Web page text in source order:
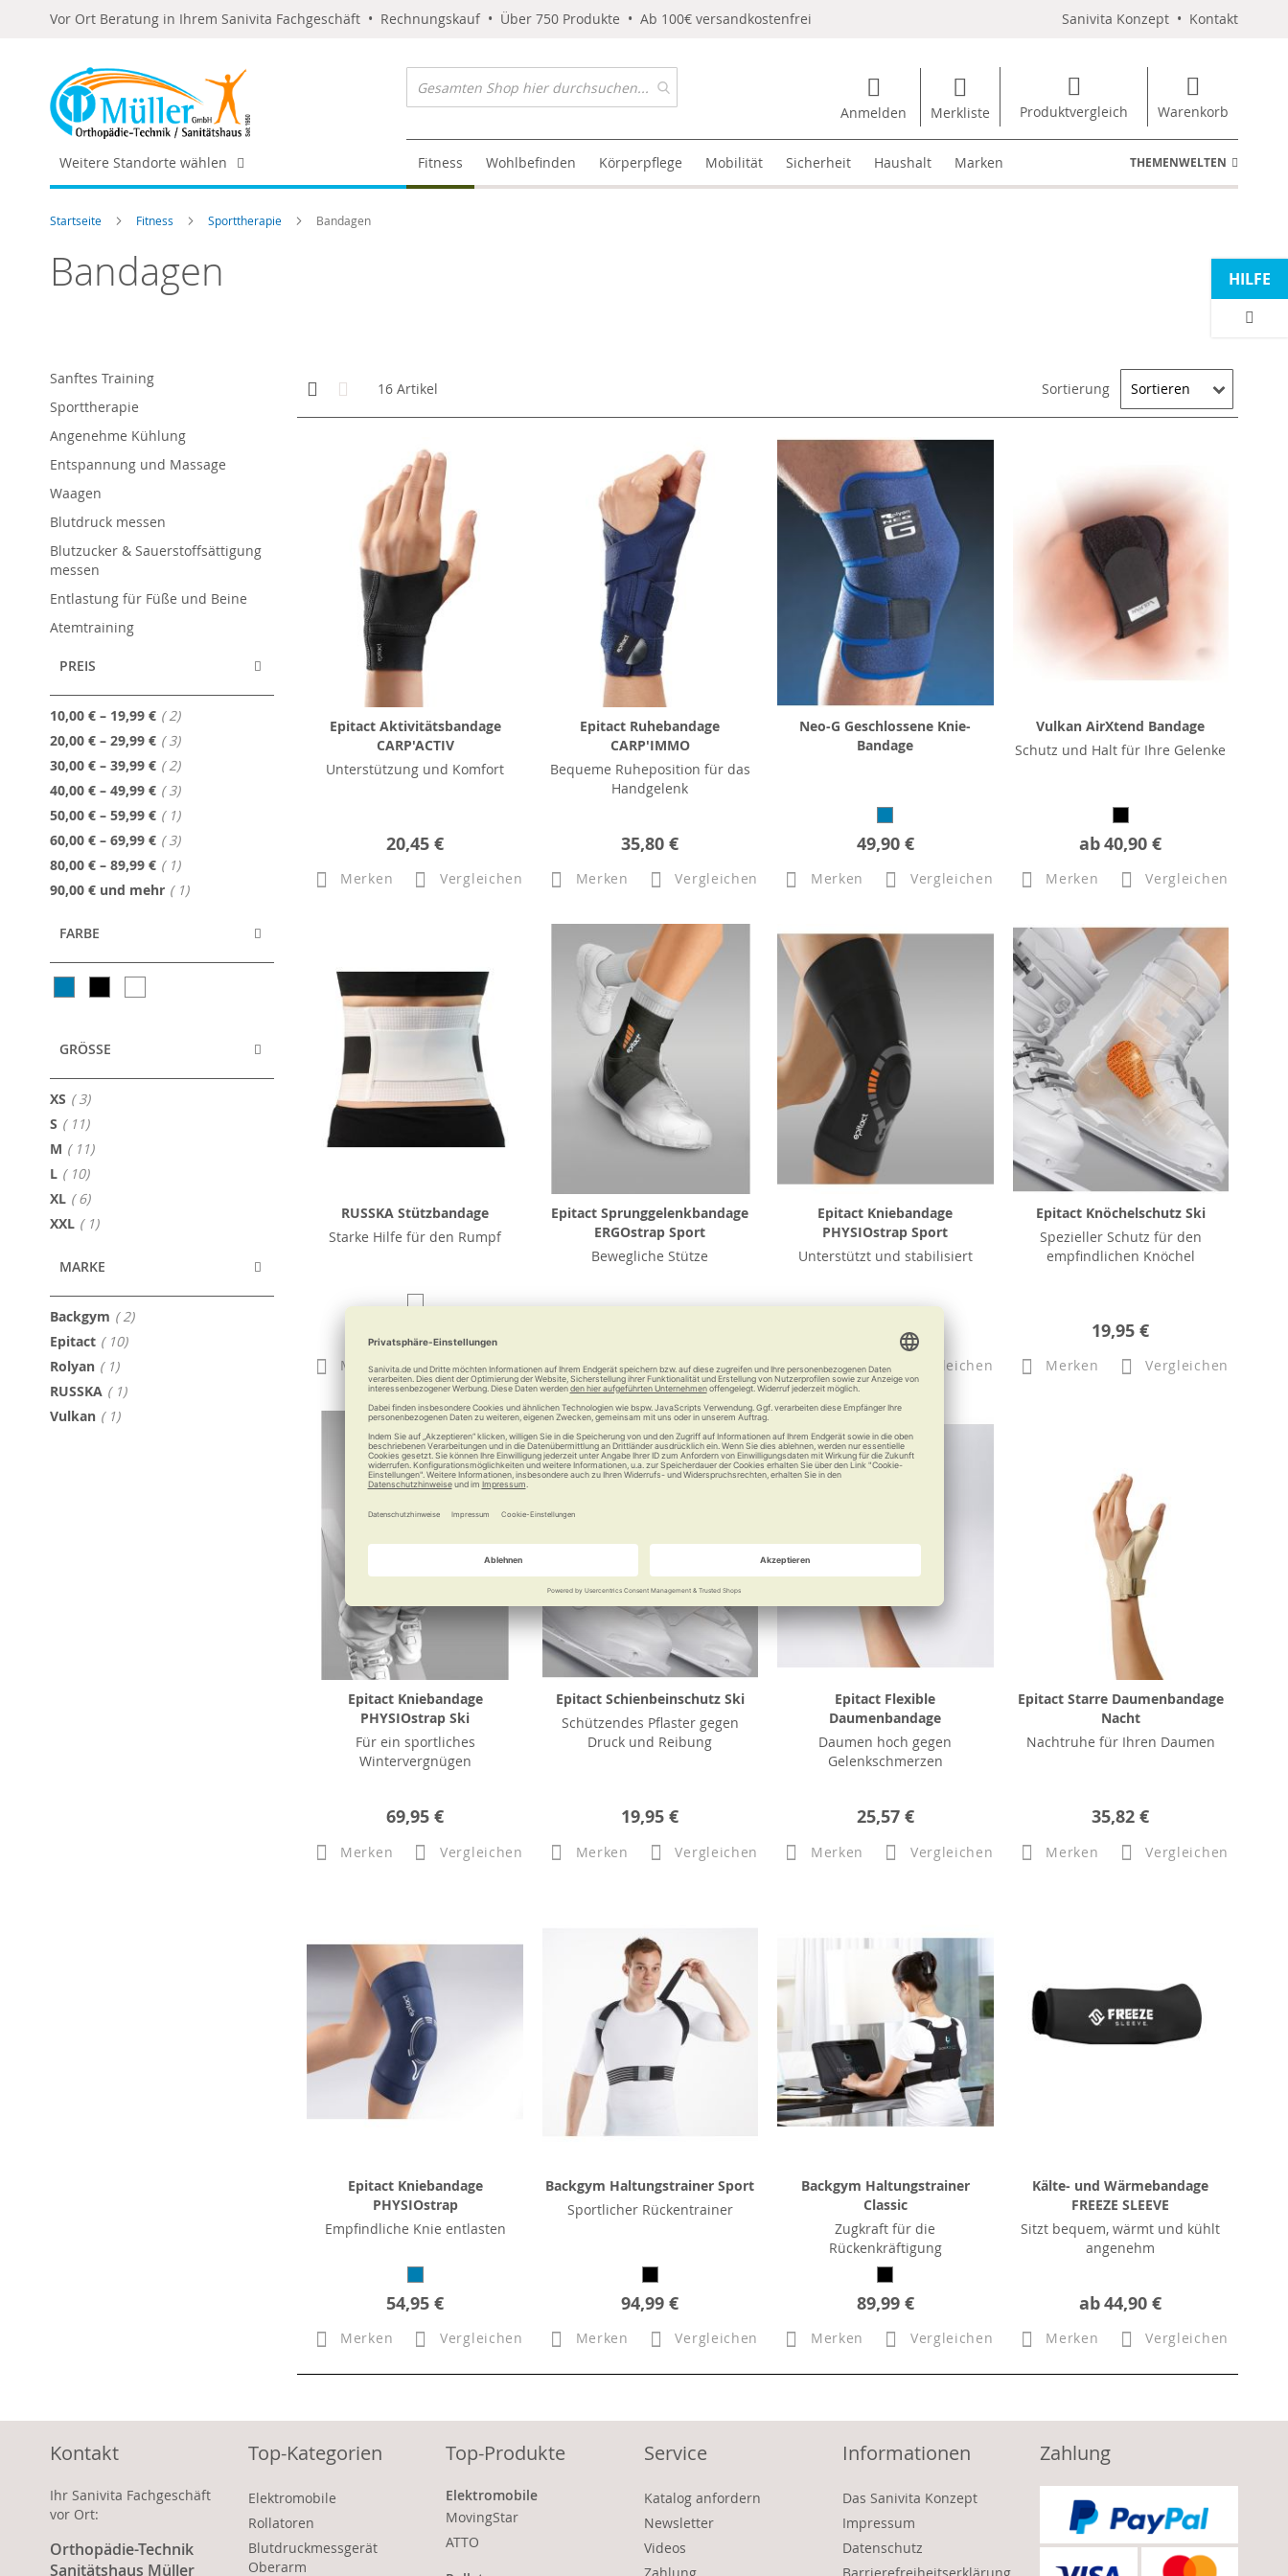
Vor Ort Beratung in Ihrem Sanivita Fachgeschäft • Rechnungskauf • Über 750 Produkte • Ab 100€ versandkostenfrei Sanivita Konzept • Kontakt
Anmelden Merkliste Produktvergleich Warenkorb
Weitere Standorte wählen Fitness Wohlbefinden Körperpflege Mobilität Sicherheit Haushalt Marken THEMENWELTEN
Startseite Fitness Sporttherapie Bandagen
Bandagen
Anzeigen
als
Kachelansicht
16 Artikel Sortierung
Epitact Aktivitätsbandage
CARP'ACTIV
Unterstützung und Komfort
20,45 €
Merken Vergleichen
Epitact Ruhebandage
CARP'IMMO
Bequeme Ruheposition für das
Handgelenk
35,80 €
Merken Vergleichen
Neo-G Geschlossene Knie-
Bandage
49,90 €
Merken Vergleichen
Vulkan AirXtend Bandage
Schutz und Halt für Ihre Gelenke
ab40,90 €
Merken Vergleichen
RUSSKA Stützbandage
Starke Hilfe für den Rumpf
Merken Vergleichen
Epitact Sprunggelenkbandage
ERGOstrap Sport
Bewegliche Stütze
Merken Vergleichen
Epitact Kniebandage
PHYSIOstrap Sport
Unterstützt und stabilisiert
66,50 €
Merken Vergleichen
Epitact Knöchelschutz Ski
Spezieller Schutz für den
empfindlichen Knöchel
19,95 €
Merken Vergleichen
Epitact Kniebandage
PHYSIOstrap Ski
Für ein sportliches
Wintervergnügen
69,95 €
Merken Vergleichen
Epitact Schienbeinschutz Ski
Schützendes Pflaster gegen
Druck und Reibung
19,95 €
Merken Vergleichen
Epitact Flexible
Daumenbandage
Daumen hoch gegen
Gelenkschmerzen
25,57 €
Merken Vergleichen
Epitact Starre Daumenbandage
Nacht
Nachtruhe für Ihren Daumen
35,82 €
Merken Vergleichen
Epitact Kniebandage
PHYSIOstrap
Empfindliche Knie entlasten
54,95 €
Merken Vergleichen
Backgym Haltungstrainer Sport
Sportlicher Rückentrainer
94,99 €
Merken Vergleichen
Backgym Haltungstrainer
Classic
Zugkraft für die
Rückenkräftigung
89,99 €
Merken Vergleichen
Kälte- und Wärmebandage
FREEZE SLEEVE
Sitzt bequem, wärmt und kühlt
angenehm
ab44,90 €
Merken Vergleichen
Sanftes Training
Sporttherapie
Angenehme Kühlung
Entspannung und Massage
Waagen
Blutdruck messen
Blutzucker & Sauerstoffsättigung
messen
Entlastung für Füße und Beine
Atemtraining
PREIS
10,00 € – 19,99 € 2Artikel
20,00 € – 29,99 € 3Artikel
30,00 € – 39,99 € 2Artikel
40,00 € – 49,99 € 3Artikel
50,00 € – 59,99 € 1Artikel
60,00 € – 69,99 € 3Artikel
80,00 € – 89,99 € 1Artikel
90,00 € und mehr 1Artikel
FARBE
GRÖSSE
XS 3Artikel
S 11Artikel
M 11Artikel
L 10Artikel
XL 6Artikel
XXL 1Artikel
MARKE
Backgym 2Artikel
Epitact 10Artikel
Rolyan 1Artikel
RUSSKA 1Artikel
Vulkan 1Artikel
HILFE
Kontakt
Ihr Sanivita Fachgeschäft
vor Ort:
Orthopädie-Technik
Sanitätshaus Müller
Top-Kategorien
Elektromobile
Rollatoren
Blutdruckmessgerät
Oberarm
Top-Produkte
Elektromobile
MovingStar
ATTO
Service
Katalog anfordern
Newsletter
Videos
Informationen
Das Sanivita Konzept
Impressum
Datenschutz
Zahlung